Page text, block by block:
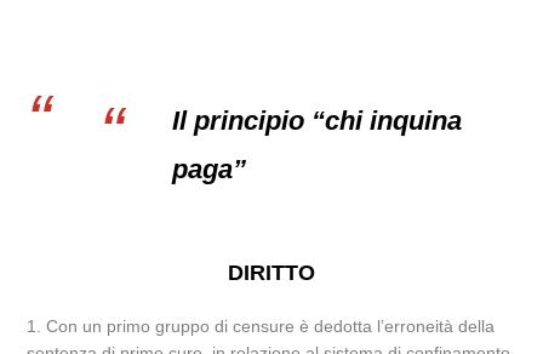
Il principio “chi inquina
paga”
DIRITTO
1. Con un primo gruppo di censure è dedotta l’erroneità della